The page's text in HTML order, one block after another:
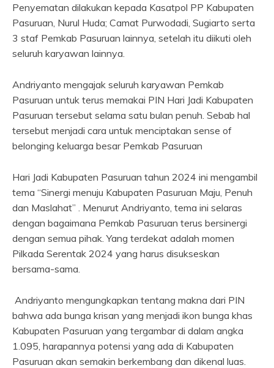
Penyematan dilakukan kepada Kasatpol PP Kabupaten
Pasuruan, Nurul Huda; Camat Purwodadi, Sugiarto serta
3 staf Pemkab Pasuruan lainnya, setelah itu diikuti oleh
seluruh karyawan lainnya.
Andriyanto mengajak seluruh karyawan Pemkab
Pasuruan untuk terus memakai PIN Hari Jadi Kabupaten
Pasuruan tersebut selama satu bulan penuh. Sebab hal
tersebut menjadi cara untuk menciptakan sense of
belonging keluarga besar Pemkab Pasuruan
Hari Jadi Kabupaten Pasuruan tahun 2024 ini mengambil
tema “Sinergi menuju Kabupaten Pasuruan Maju, Penuh
dan Maslahat” . Menurut Andriyanto, tema ini selaras
dengan bagaimana Pemkab Pasuruan terus bersinergi
dengan semua pihak. Yang terdekat adalah momen
Pilkada Serentak 2024 yang harus disukseskan
bersama-sama.
Andriyanto mengungkapkan tentang makna dari PIN
bahwa ada bunga krisan yang menjadi ikon bunga khas
Kabupaten Pasuruan yang tergambar di dalam angka
1.095, harapannya potensi yang ada di Kabupaten
Pasuruan akan semakin berkembang dan dikenal luas.